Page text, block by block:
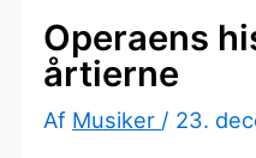
Operaens
årtierne
Af Musiker / 23.